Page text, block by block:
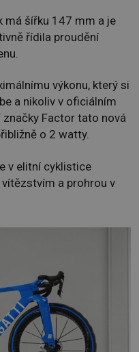
má šířku 147 mm a je
řídila proudění
výkonu, který si
a nikoliv v oficiálním
Factor tato nová
o 2 watty.
v elitní cyklistice
a prohrou v